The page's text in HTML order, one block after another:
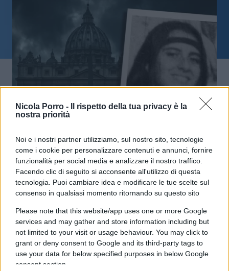
Nicola Porro -
Il rispetto della tua privacy è la
nostra priorità
Noi e i nostri partner utilizziamo, sul nostro sito, tecnologie
come i cookie per personalizzare contenuti e annunci, fornire
funzionalità per social media e analizzare il nostro traffico.
Facendo clic di seguito si acconsente all'utilizzo di questa
tecnologia. Puoi cambiare idea e modificare le tue scelte sul
consenso in qualsiasi momento ritornando su questo sito
Please note that this website/app uses one or more Google
services and may gather and store information including but
not limited to your visit or usage behaviour. You may click to
grant or deny consent to Google and its third-party tags to
use your data for below specified purposes in below Google
consent section.
Il mistero infinito su Emanuela
Orlandi
diSalvatore Di Bartolo
22 Giugno 2025, 15:07